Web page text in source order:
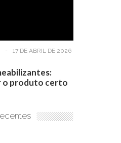
- 17 DE ABRIL DE 2026
o produto certo